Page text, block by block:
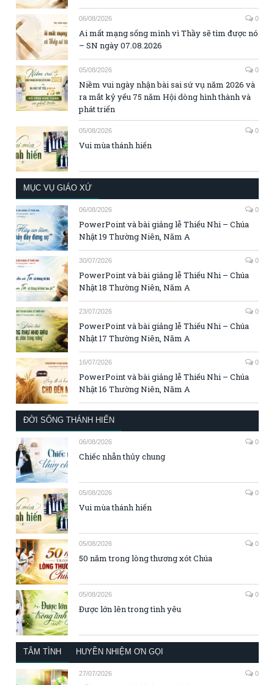
06/08/2026 0
Ai mất mạng sống mình vì Thầy sẽ tìm được nó
– SN ngày 07.08.2026
05/08/2026 0
Niềm vui ngày nhận bài sai sứ vụ năm 2026 và
ra mắt kỷ yếu 75 năm Hội dòng hình thành và
phát triển
05/08/2026 0
Vui mùa thánh hiến
MỤC VỤ GIÁO XỨ
06/08/2026 0
PowerPoint và bài giảng lễ Thiếu Nhi – Chúa
Nhật 19 Thường Niên, Năm A
30/07/2026 0
PowerPoint và bài giảng lễ Thiếu Nhi – Chúa
Nhật 18 Thường Niên, Năm A
23/07/2026 0
PowerPoint và bài giảng lễ Thiếu Nhi – Chúa
Nhật 17 Thường Niên, Năm A
16/07/2026 0
PowerPoint và bài giảng lễ Thiếu Nhi – Chúa
Nhật 16 Thường Niên, Năm A
ĐỜI SỐNG THÁNH HIẾN
06/08/2026 0
Chiếc nhẫn thủy chung
05/08/2026 0
Vui mùa thánh hiến
05/08/2026 0
50 năm trong lòng thương xót Chúa
05/08/2026 0
Được lớn lên trong tình yêu
TÂM TÌNH HUYỀN NHIỆM ƠN GỌI
27/07/2026 0